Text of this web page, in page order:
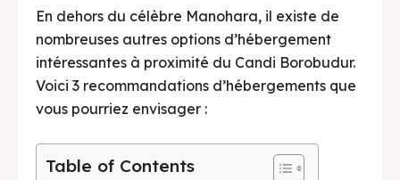
Indonesia
Français Deutsch Nederlands
日本語 한국어 العربية
En dehors du célèbre Manohara, il existe de
nombreuses autres options d’hébergement
intéressantes à proximité du Candi Borobudur.
Voici 3 recommandations d’hébergements que
vous pourriez envisager :
Table of Contents